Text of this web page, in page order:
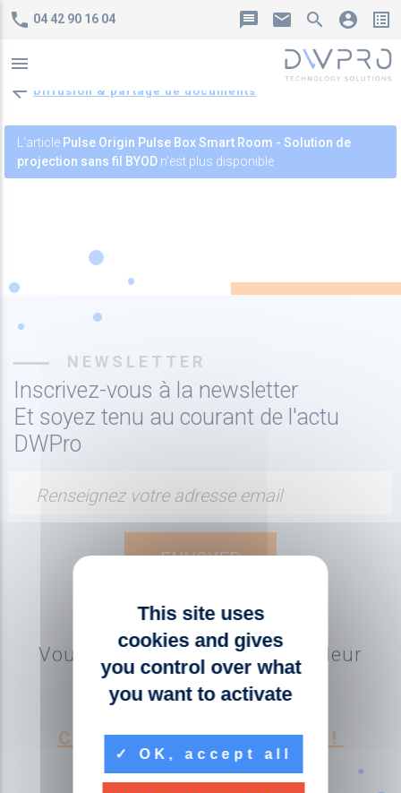
phone 04 42 90 16 04 message mail search account_circle list_alt
menu
arrow_back Diffusion & partage de documents
L'article Pulse Origin Pulse Box Smart Room - Solution de
projection sans fil BYODn'est plus disponible
NEWSLETTER
Inscrivez-vous à la newsletter
Et soyez tenu au courant de l'actu
DWPro
Renseignez votre adresse email
Vous souhaitez devenir revendeur
DWPro ?
CONTACTEZ-NOUS !
This site uses
cookies and gives
you control over what
you want to activate
OK, accept all